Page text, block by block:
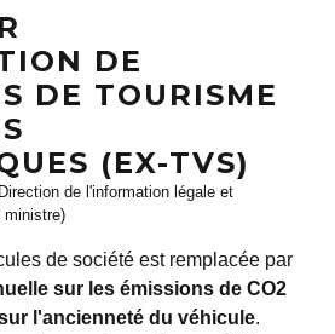
DE
DE TOURISME
(EX-TVS)
de l'information légale et
ministre)
de société est remplacée par
sur les émissions de CO2
l'ancienneté du véhicule.